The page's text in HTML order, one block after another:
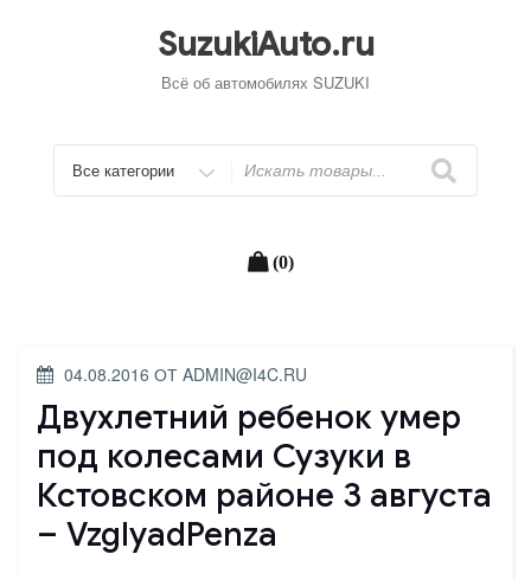
SuzukiAuto.ru
Всё об автомобилях SUZUKI
Искать
(0)
ОПУБЛИКОВАНО
04.08.2016 ОТ ADMIN@I4C.RU
Двухлетний ребенок умер
под колесами Сузуки в
Кстовском районе 3 августа
– VzglyadPenza